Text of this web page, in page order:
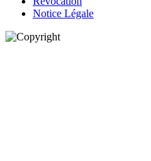
Notice Légale